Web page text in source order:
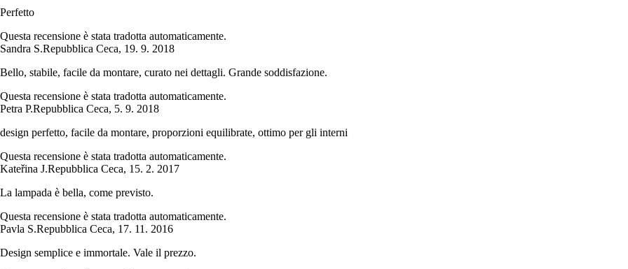
Perfetto
Questa recensione è stata tradotta automaticamente.
Sandra S.Repubblica Ceca, 19. 9. 2018
Bello, stabile, facile da montare, curato nei dettagli. Grande soddisfazione.
Questa recensione è stata tradotta automaticamente.
Petra P.Repubblica Ceca, 5. 9. 2018
design perfetto, facile da montare, proporzioni equilibrate, ottimo per gli interni
Questa recensione è stata tradotta automaticamente.
Kateřina J.Repubblica Ceca, 15. 2. 2017
La lampada è bella, come previsto.
Questa recensione è stata tradotta automaticamente.
Pavla S.Repubblica Ceca, 17. 11. 2016
Design semplice e immortale. Vale il prezzo.